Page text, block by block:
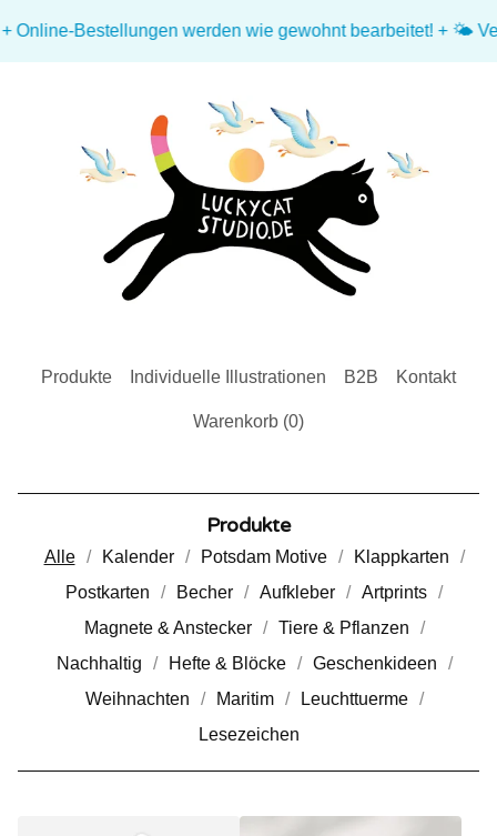
werden wie gewohnt bearbeitet! + 🌤️
Produkte Individuelle Illustrationen B2B Kontakt
Warenkorb (0)
Produkte
Alle Kalender Potsdam Motive
Klappkarten
Postkarten
Becher Aufkleber
Artprints
Magnete & Anstecker
Tiere & Pflanzen
Nachhaltig
Hefte & Blöcke
Geschenkideen
Weihnachten
Maritim
Leuchttuerme
Lesezeichen